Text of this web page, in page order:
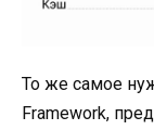
То же самое
Framework,